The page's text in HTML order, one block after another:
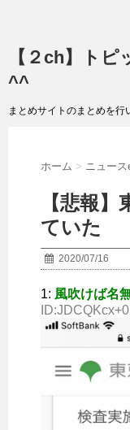
【２ch】ト
^^
まとめサイトのまとめを行
ホーム > ニュース
【悲報
ていた
2020/07/16
1: 風吹けば名
ID:JDCQKcx+0